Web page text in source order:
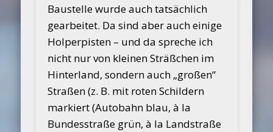
Baustelle wurde auch tatsächlich
gearbeitet. Da sind aber auch einige
Holperpisten – und da spreche ich
nicht nur von kleinen Sträßchen im
Hinterland, sondern auch „großen“
Straßen (z. B. mit roten Schildern
markiert (Autobahn blau, à la
Bundesstraße grün, à la Landstraße